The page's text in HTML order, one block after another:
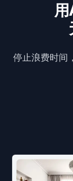
用
停止浪费时间